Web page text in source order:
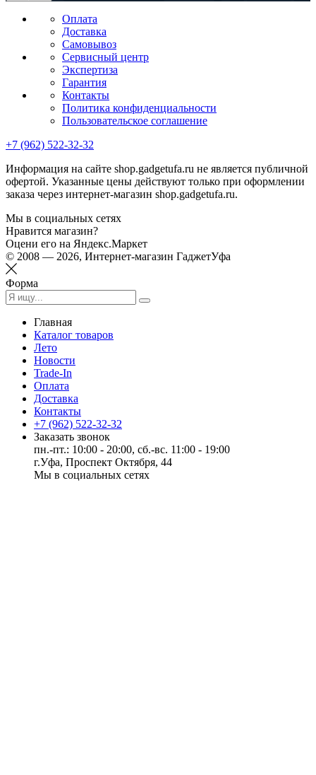
Оплата
Доставка
Самовывоз
Сервисный центр
Экспертиза
Гарантия
Контакты
Политика конфиденциальности
Пользовательское соглашение
+7 (962) 522-32-32
Информация на сайте shop.gadgetufa.ru не является публичной
офертой. Указанные цены действуют только при оформлении
заказа через интернет-магазин shop.gadgetufa.ru.
Мы в социальных сетях
Нравится магазин?
Оцени его на Яндекс.Маркет
© 2008 — 2026, Интернет-магазин ГаджетУфа
Форма
Главная
Каталог товаров
Лето
Новости
Trade-In
Оплата
Доставка
Контакты
+7 (962) 522-32-32
Заказать звонок
пн.-пт.: 10:00 - 20:00, сб.-вс. 11:00 - 19:00
г.Уфа, Проспект Октября, 44
Мы в социальных сетях